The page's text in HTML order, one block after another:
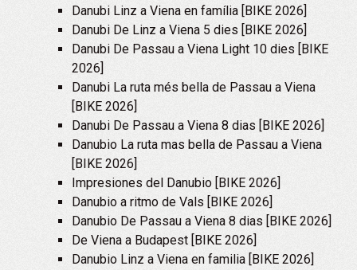
Danubi Linz a Viena en família [BIKE 2026]
Danubi De Linz a Viena 5 dies [BIKE 2026]
Danubi De Passau a Viena Light 10 dies [BIKE
2026]
Danubi La ruta més bella de Passau a Viena
[BIKE 2026]
Danubi De Passau a Viena 8 dias [BIKE 2026]
Danubio La ruta mas bella de Passau a Viena
[BIKE 2026]
Impresiones del Danubio [BIKE 2026]
Danubio a ritmo de Vals [BIKE 2026]
Danubio De Passau a Viena 8 dias [BIKE 2026]
De Viena a Budapest [BIKE 2026]
Danubio Linz a Viena en familia [BIKE 2026]